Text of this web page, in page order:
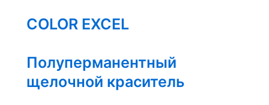
COLOR EXCEL
Полуперманентный
щелочной краситель